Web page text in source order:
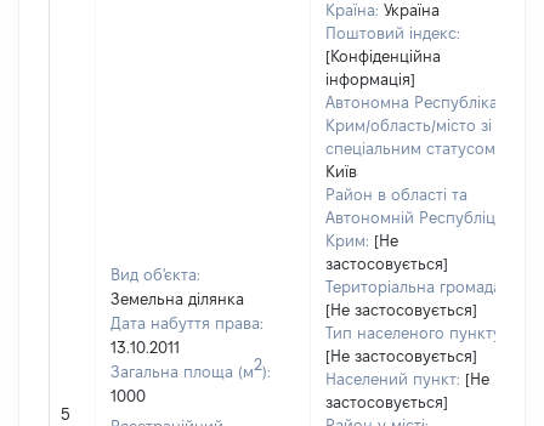
5
Вид об'єкта:
Земельна ділянка
Дата набуття права:
13.10.2011
Загальна площа (м2):
1000
Країна: Україна
Поштовий індекс:
[Конфіденційна
інформація]
Автономна Республіка
Крим/область/місто зі
спеціальним статусом:
Київ
Район в області та
Автономній Республіці
Крим: [Не
застосовується]
Територіальна громада:
[Не застосовується]
Тип населеного пункту:
[Не застосовується]
Населений пункт: [Не
застосовується]